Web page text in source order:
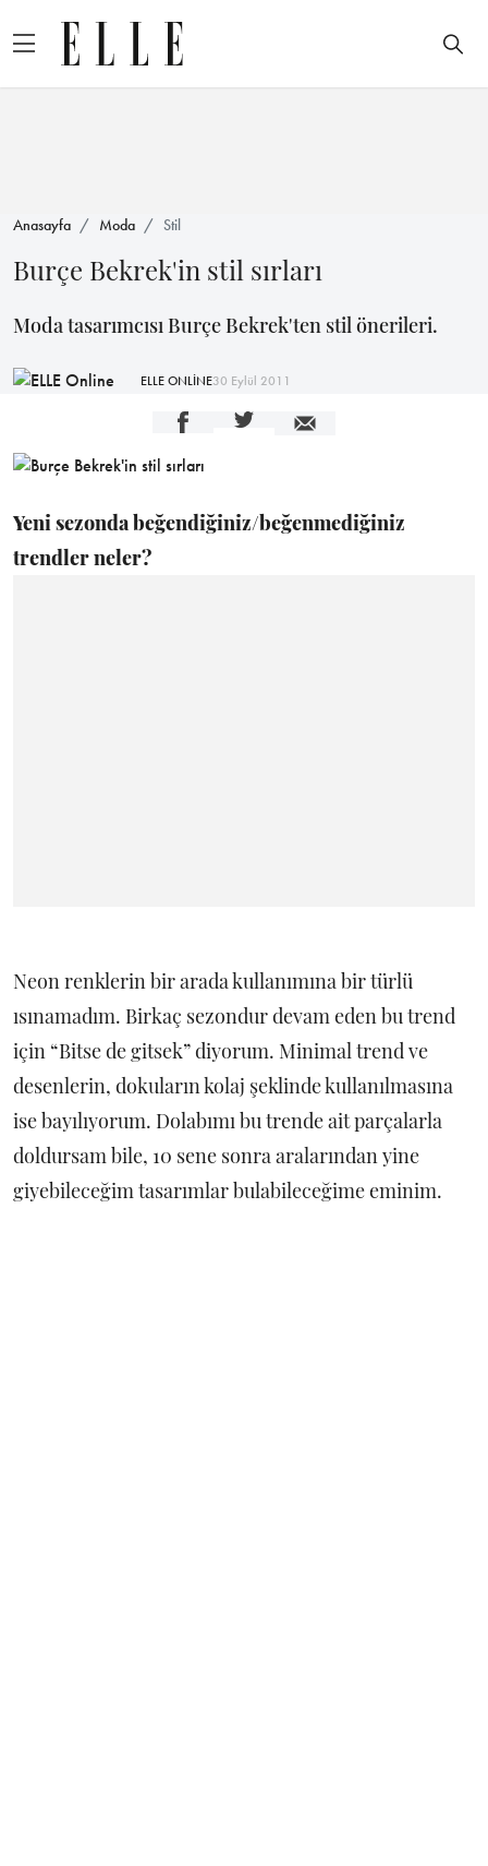
Anasayfa Moda Stil
Burçe Bekrek'in stil sırları
Moda tasarımcısı Burçe Bekrek'ten stil önerileri.
ELLE ONLİNE30 Eylül 2011
Yeni sezonda beğendiğiniz/beğenmediğiniz
trendler neler?
Neon renklerin bir arada kullanımına bir türlü
ısınamadım. Birkaç sezondur devam eden bu trend
için “Bitse de gitsek” diyorum. Minimal trend ve
desenlerin, dokuların kolaj şeklinde kullanılmasına
ise bayılıyorum. Dolabımı bu trende ait parçalarla
doldursam bile, 10 sene sonra aralarından yine
giyebileceğim tasarımlar bulabileceğime eminim.